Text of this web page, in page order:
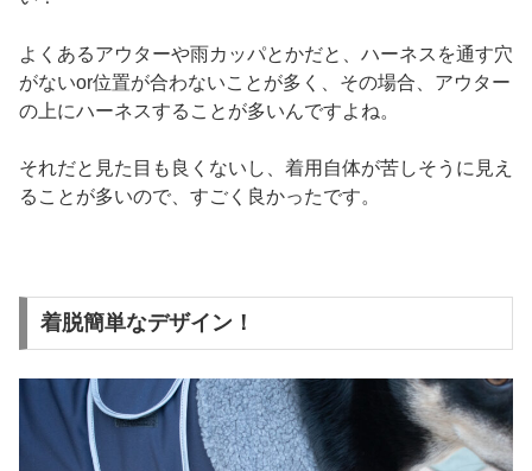
よくあるアウターや雨カッパとかだと、ハーネスを通す穴
がないor位置が合わないことが多く、その場合、アウター
の上にハーネスすることが多いんですよね。
それだと見た目も良くないし、着用自体が苦しそうに見え
ることが多いので、すごく良かったです。
着脱簡単なデザイン！